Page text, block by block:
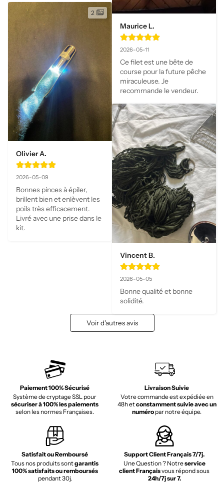
2
Olivier A.
2026-05-09
Bonnes pinces à épiler,
brillent bien et enlèvent les
poils très efficacement.
Livré avec une prise dans le
kit.
Maurice L.
2026-05-11
Ce filet est une bête de
course pour la future pêche
miraculeuse. Je
recommande le vendeur.
Vincent B.
2026-05-05
Bonne qualité et bonne
solidité.
Voir d'autres avis
Paiement 100% Sécurisé
Système de cryptage SSL pour
sécuriser à 100% les paiements
selon les normes Françaises.
Livraison Suivie
Votre commande est expédiée en
48h etconstamment suivie avec un
numéro par notre équipe.
Satisfait ou Remboursé
Tous nos produits sontgarantis
100% satisfaits ou remboursés
pendant 30j.
Support Client Français 7/7j.
Une Question ? Notreservice
client Françaisvous répond sous
24h/7j sur 7.